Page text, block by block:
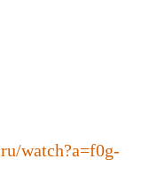
watch?a=f0g-